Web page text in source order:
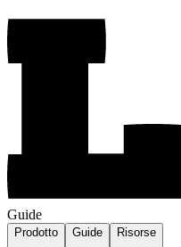
Guide
Prodotto Guide Risorse